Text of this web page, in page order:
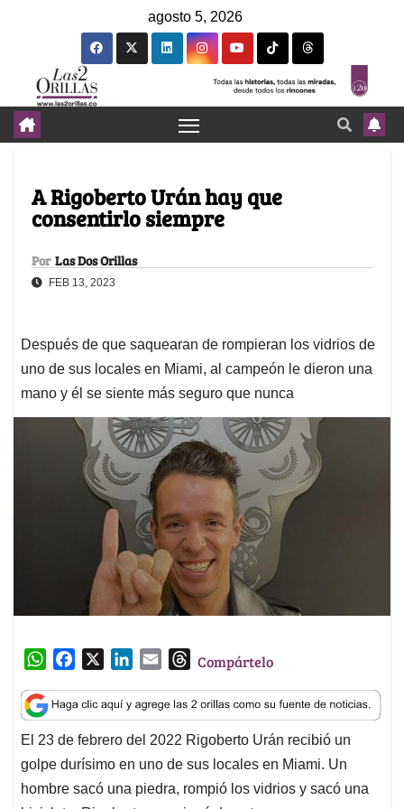
agosto 5, 2026
A Rigoberto Urán hay que
consentirlo siempre
Por Las Dos Orillas
FEB 13, 2023
Después de que saquearan de rompieran los vidrios de
uno de sus locales en Miami, al campeón le dieron una
mano y él se siente más seguro que nunca
W
a
t
s
A
p
c
e
b
o
o
n
k
e
d
I
a
i
l
T
r
e
a
d
s
Compártelo
El 23 de febrero del 2022 Rigoberto Urán recibió un
golpe durísimo en uno de sus locales en Miami. Un
hombre sacó una piedra, rompió los vidrios y sacó una